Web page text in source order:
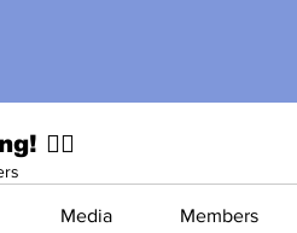
🏃‍♀️
Media Members